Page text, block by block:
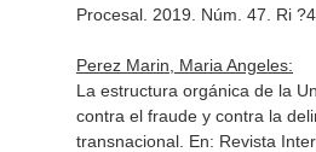
Procesal. 2019. Núm. 47. Ri
Perez Marin, Maria Angeles:
La estructura orgánica de la
contra el fraude y contra la
transnacional. En: Revista